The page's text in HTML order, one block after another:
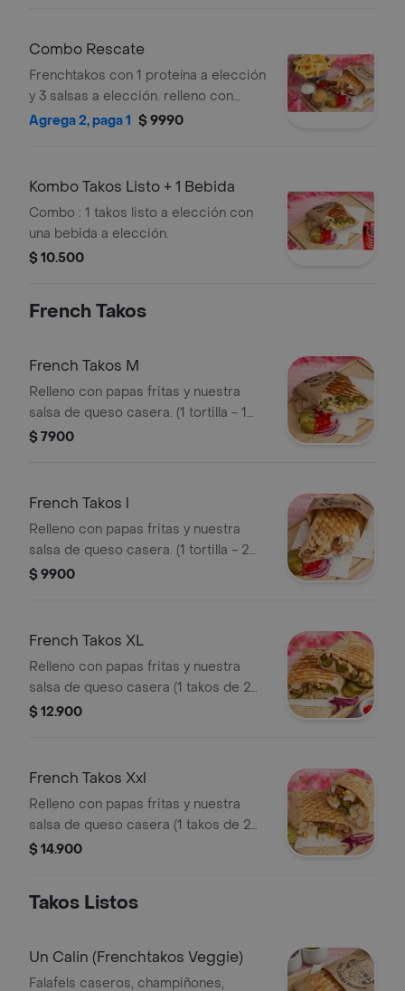
Combo Rescate
Frenchtakos con 1 proteína a elección
y 3 salsas a elección. relleno con
papas fritas y nuestra salsa de queso
Agrega 2, paga 1 $ 9990
Kombo Takos Listo + 1 Bebida
Combo : 1 takos listo a elección con
una bebida a elección.
$ 10.500
French Takos
French Takos M
Relleno con papas fritas y nuestra
salsa de queso casera. (1 tortilla - 1
proteína)
$ 7900
French Takos l
Relleno con papas fritas y nuestra
salsa de queso casera. (1 tortilla - 2
proteínas)
$ 9900
French Takos XL
Relleno con papas fritas y nuestra
salsa de queso casera (1 takos de 2
tortillas - 3 proteínas).
$ 12.900
French Takos Xxl
Relleno con papas fritas y nuestra
salsa de queso casera (1 takos de 2
tortillas - 4 proteínas).
$ 14.900
Takos Listos
Un Calin (Frenchtakos Veggie)
Falafels caseros, champiñones,